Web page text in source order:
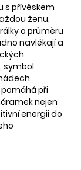
s přívěskem
ženu,
o průměru
navlékají a
symbol
při
nejen
energii do